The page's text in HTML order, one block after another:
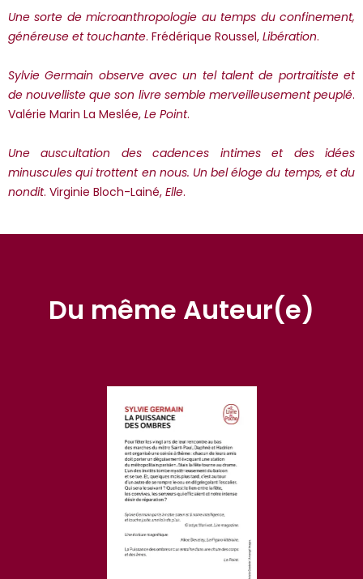
Une sorte de microanthropologie au temps du confinement,
généreuse et touchante. Frédérique Roussel, Libération.
Sylvie Germain observe avec un tel talent de portraitiste et
de nouvelliste que son livre semble merveilleusement peuplé.
Valérie Marin La Meslée, Le Point.
Une auscultation des cadences intimes et des idées
minuscules qui trottent en nous. Un bel éloge du temps, et du
nondit. Virginie Bloch-Lainé, Elle.
Du même Auteur(e)